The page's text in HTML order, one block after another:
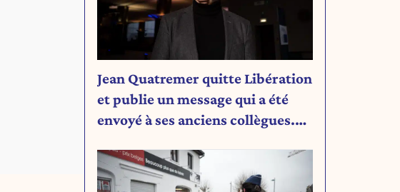
Jean Quatremer quitte Libération
et publie un message qui a été
envoyé à ses anciens collègues.